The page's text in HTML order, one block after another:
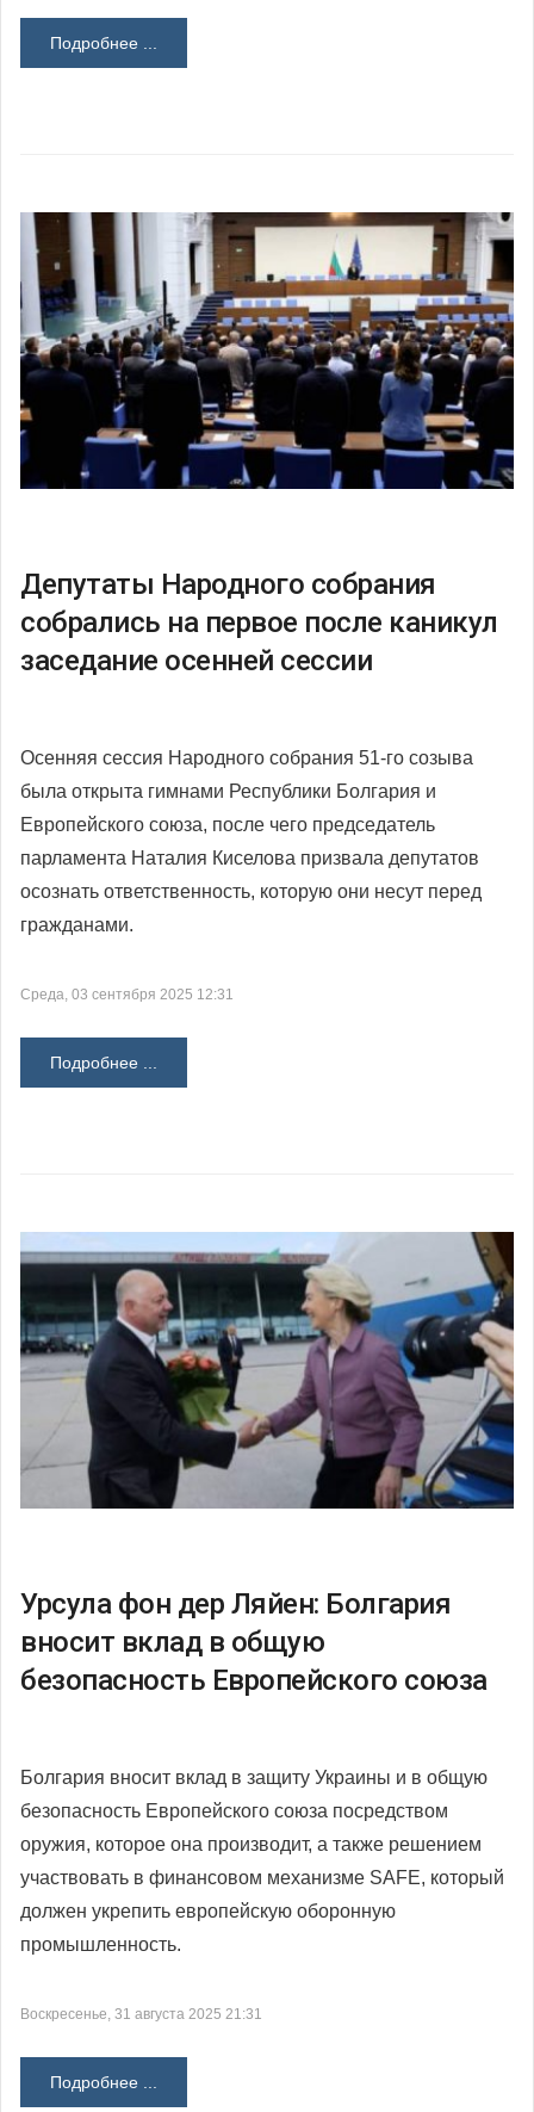
Подробнее ...
Депутаты Народного собрания
собрались на первое после каникул
заседание осенней сессии
Осенняя сессия Народного собрания 51-го созыва
была открыта гимнами Республики Болгария и
Европейского союза, после чего председатель
парламента Наталия Киселова призвала депутатов
осознать ответственность, которую они несут перед
гражданами.
Среда, 03 сентября 2025 12:31
Подробнее ...
Урсула фон дер Ляйен: Болгария
вносит вклад в общую
безопасность Европейского союза
Болгария вносит вклад в защиту Украины и в общую
безопасность Европейского союза посредством
оружия, которое она производит, а также решением
участвовать в финансовом механизме SAFE, который
должен укрепить европейскую оборонную
промышленность.
Воскресенье, 31 августа 2025 21:31
Подробнее ...